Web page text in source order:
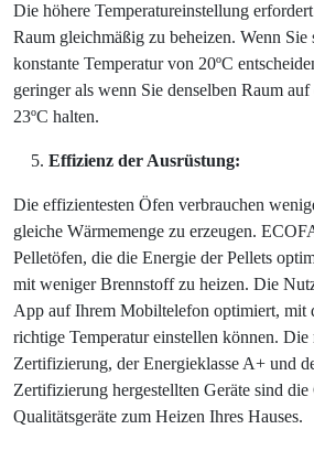
Die höhere Temperatureinstellung
Raum gleichmäßig zu beheizen. Wenn Sie
konstante Temperatur von 20ºC
geringer als wenn Sie denselben Raum
23ºC halten.
Effizienz der Ausrüstung:
Die effizientesten Öfen verbrauchen
gleiche Wärmemenge zu erzeugen.
Pelletöfen, die die Energie der Pellets
mit weniger Brennstoff zu heizen. Die
App auf Ihrem Mobiltelefon optimiert, mit
richtige Temperatur einstellen können.
Zertifizierung, der Energieklasse A+ und
Zertifizierung hergestellten Geräte sind
Qualitätsgeräte zum Heizen Ihres Hauses.